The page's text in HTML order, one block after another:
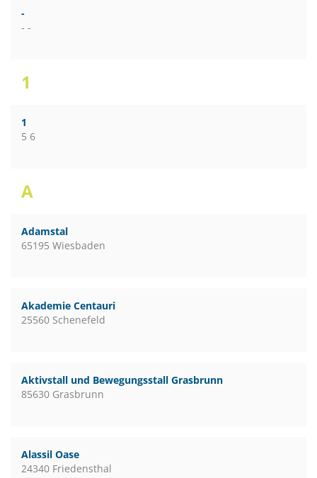
-
- -
1
1
5 6
A
Adamstal
65195 Wiesbaden
Akademie Centauri
25560 Schenefeld
Aktivstall und Bewegungsstall Grasbrunn
85630 Grasbrunn
Alassil Oase
24340 Friedensthal